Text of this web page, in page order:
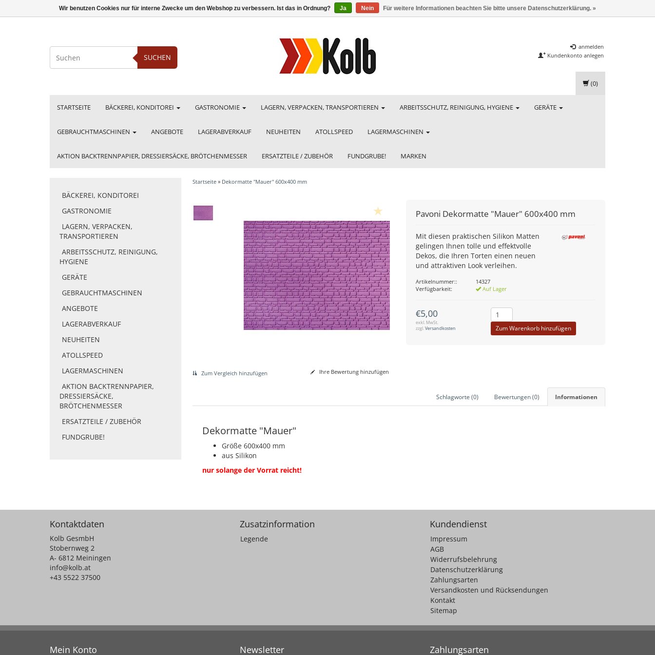
SUCHEN
anmelden
Kundenkonto anlegen
STARTSEITE BÄCKEREI, KONDITOREI GASTRONOMIE LAGERN, VERPACKEN, TRANSPORTIEREN ARBEITSSCHUTZ, REINIGUNG, HYGIENE GERÄTE
GEBRAUCHTMASCHINEN ANGEBOTE LAGERABVERKAUF NEUHEITEN ATOLLSPEED LAGERMASCHINEN
AKTION BACKTRENNPAPIER, DRESSIERSÄCKE, BRÖTCHENMESSER ERSATZTEILE / ZUBEHÖR FUNDGRUBE! MARKEN
(0)
BÄCKEREI, KONDITOREI
GASTRONOMIE
LAGERN, VERPACKEN,
TRANSPORTIEREN
ARBEITSSCHUTZ, REINIGUNG,
HYGIENE
GERÄTE
GEBRAUCHTMASCHINEN
ANGEBOTE
LAGERABVERKAUF
NEUHEITEN
ATOLLSPEED
LAGERMASCHINEN
AKTION BACKTRENNPAPIER,
DRESSIERSÄCKE,
BRÖTCHENMESSER
ERSATZTEILE / ZUBEHÖR
FUNDGRUBE!
Startseite» Dekormatte "Mauer" 600x400 mm
Pavoni Dekormatte "Mauer" 600x400 mm
Mit diesen praktischen Silikon Matten
gelingen Ihnen tolle und effektvolle
Dekos, die Ihren Torten einen neuen
und attraktiven Look verleihen.
Artikelnummer::
14327
Verfügbarkeit:
Auf Lager
€5,00
exkl. MwSt.
zzgl.Versandkosten Zum Warenkorb hinzufügen
Zum Vergleich hinzufügen Ihre Bewertung hinzufügen
Informationen
Bewertungen (0)
Schlagworte (0)
Dekormatte "Mauer"
Größe 600x400 mm
aus Silikon
nur solange der Vorrat reicht!
Kontaktdaten
Kolb GesmbH
Stobernweg 2
A- 6812 Meiningen
info@kolb.at
+43 5522 37500
Zusatzinformation
Legende
Kundendienst
Impressum
AGB
Widerrufsbelehrung
Datenschutzerklärung
Zahlungsarten
Versandkosten und Rücksendungen
Kontakt
Sitemap
Mein Konto Newsletter Zahlungsarten
Wir benutzen Cookies nur für interne Zwecke um den Webshop zu verbessern. Ist das in Ordnung? Ja Nein Für weitere Informationen beachten Sie bitte unsere Datenschutzerklärung. »